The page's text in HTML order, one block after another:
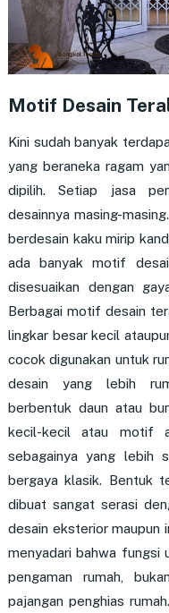
Motif Desain
Kini sudah banyak
yang beraneka ragam
dipilih. Setiap jasa
desainnya masing-
berdesain kaku mirip
ada banyak motif
disesuaikan dengan
Berbagai motif desain
lingkar besar kecil
cocok digunakan untuk
desain yang lebih
berbentuk daun atau
kecil-kecil atau motif
sebagainya yang lebih
bergaya klasik. Bentuk
dibuat sangat serasi
desain eksterior maupun
menyadari bahwa fungsi
pengaman rumah,
pajangan penghias